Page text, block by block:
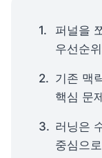
퍼널을
우선순
기존 맥
핵심 문
러닝은
중심으